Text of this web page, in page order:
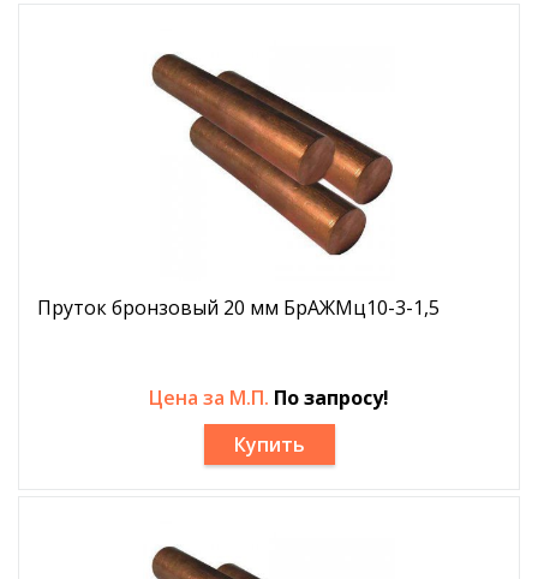
Пруток бронзовый 20 мм БрАЖМц10-3-1,5
Цена за М.П. По запросу!
Купить